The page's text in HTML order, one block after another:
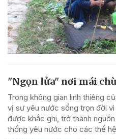
"Ngọn lửa" nơi mái
Trong không gian linh thiêng
vị sư yêu nước sống trọn đời
được khắc ghi, trở thành
thống yêu nước cho các thế